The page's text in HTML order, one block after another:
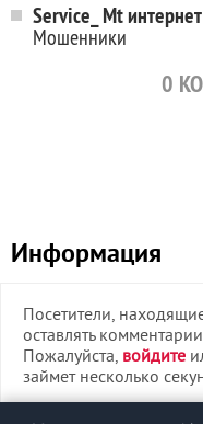
Service_ Mt
Мошенники
0
Информация
Посетители,
оставлять
Пожалуйста, войдите
займет несколько